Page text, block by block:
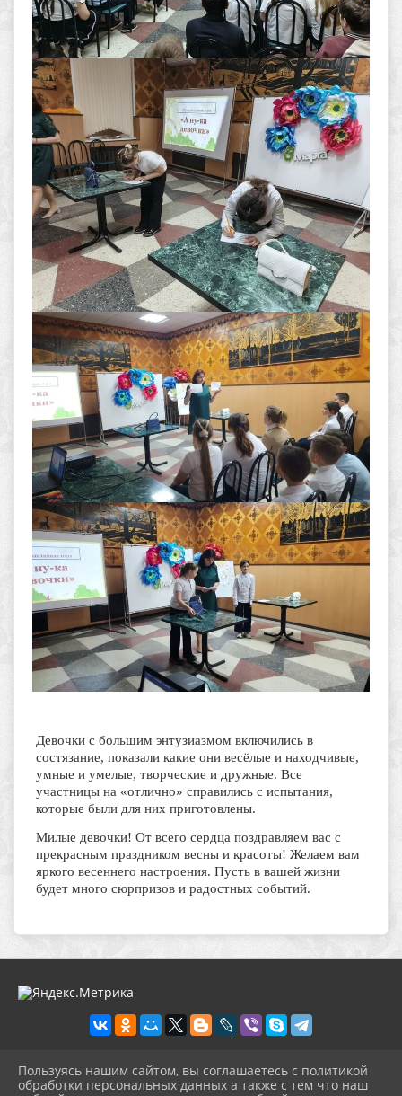
Девочки с большим энтузиазмом включились в
состязание, показали какие они весёлые и находчивые,
умные и умелые, творческие и дружные. Все
участницы на «отлично» справились с испытания,
которые были для них приготовлены.
Милые девочки! От всего сердца поздравляем вас с
прекрасным праздником весны и красоты! Желаем вам
яркого весеннего настроения. Пусть в вашей жизни
будет много сюрпризов и радостных событий.
2026 г. platkdc.ru
Пользуясь нашим сайтом, вы соглашаетесь с политикой
обработки персональных данных а также с тем что наш